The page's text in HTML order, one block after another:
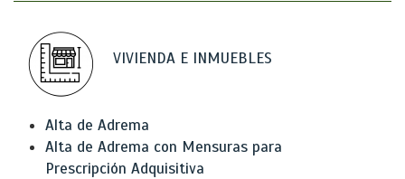
VIVIENDA E INMUEBLES
Alta de Adrema
Alta de Adrema con Mensuras para
Prescripción Adquisitiva